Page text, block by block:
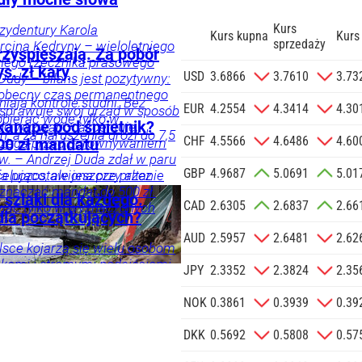
na
na podany
o.o. w imieniu
zlecenie jej
SIĘ
Karola
Kędryny – wieloletniego
rzecznika prasowego
– bilans jest pozytywny:
czas permanentnego
swój urząd w sposób
wyzwań – akcentuje.
przed porównywaniem
– Andrzej Duda zdał w paru
ale jeszcze przez
jak kiedyś
a po latach się to zmieniło
Andrzeja Dudy.
Za pobór
zł kary
kontrole studni. Bez
wodę tylko w
a za naruszenia grozi do 7,5
pod śmietnik?
zł mandatu
pozostawiona przy altanie
mandat do 500 zł.
tylko w wyznaczonych
dla każdego.
początkujących?
kojarzą się wielu osobom
i stromymi podejściami
Kurs kupna Kurs
sprzedaży
USD 3.6866 3.7610
EUR 4.2554 4.3414
CHF 4.5566 4.6486
GBP 4.9687 5.0691
CAD 2.6305 2.6837
AUD 2.5957 2.6481
JPY 2.3352 2.3824
NOK 0.3861 0.3939
DKK 0.5692 0.5808